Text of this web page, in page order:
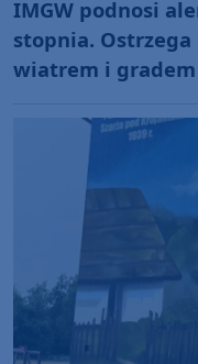
IMGW podnosi
stopnia. Ostrzega
wiatrem i gradem